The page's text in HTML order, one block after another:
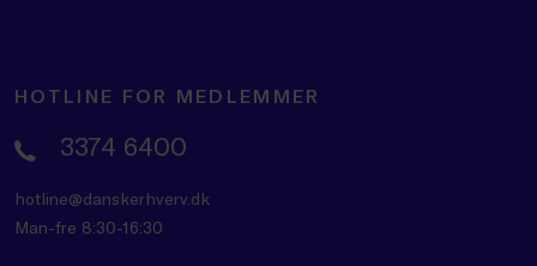
HOTLINE FOR MEDLEMMER
3374 6400
hotline@danskerhverv.dk
Man-fre 8:30-16:30